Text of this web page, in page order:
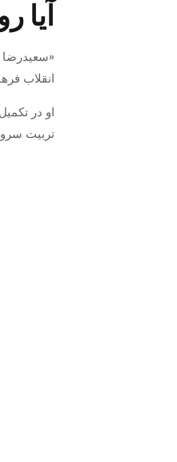
آیا
«سعیدرضا
انقلاب
او در
تربیت